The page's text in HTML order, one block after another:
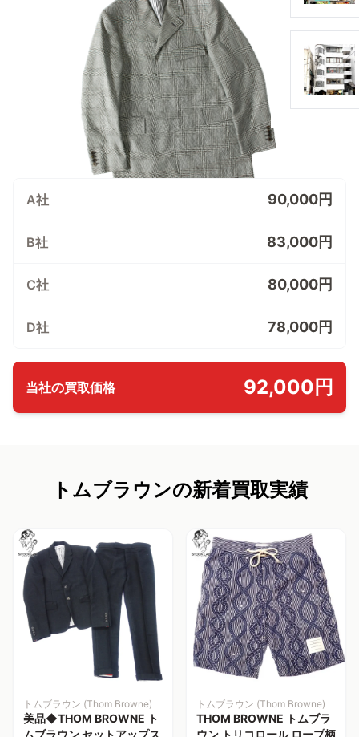
A社 90,000円
B社 83,000円
C社 80,000円
D社 78,000円
当社の買取価格 92,000円
トムブラウンの新着買取実績
トムブラウン (Thom Browne)
美品◆THOM BROWNE ト
ムブラウン セットアップス
トムブラウン (Thom Browne)
THOM BROWNE トムブラ
ウン トリコロール ロープ柄